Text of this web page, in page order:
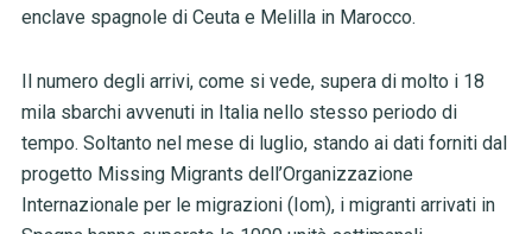
enclave spagnole di Ceuta e Melilla in Marocco.
Il numero degli arrivi, come si vede, supera di molto i 18
mila sbarchi avvenuti in Italia nello stesso periodo di
tempo. Soltanto nel mese di luglio, stando ai dati forniti dal
progetto Missing Migrants dell’Organizzazione
Internazionale per le migrazioni (Iom), i migranti arrivati in